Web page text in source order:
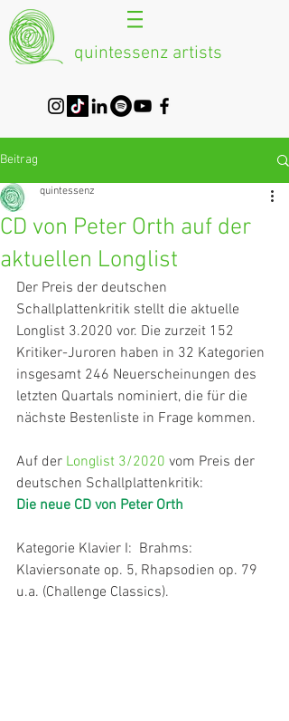
quintessenz artists
Beitrag
CD von Peter Orth auf der
aktuellen Longlist
quintessenz
Der Preis der deutschen
Schallplattenkritik stellt die aktuelle
Longlist 3.2020 vor. Die zurzeit 152
Kritiker-Juroren haben in 32 Kategorien
insgesamt 246 Neuerscheinungen des
letzten Quartals nominiert, die für die
nächste Bestenliste in Frage kommen.
Auf der Longlist 3/2020 vom Preis der
deutschen Schallplattenkritik:
Die neue CD von Peter Orth
Kategorie Klavier I:  Brahms:
Klaviersonate op. 5, Rhapsodien op. 79
u.a. (Challenge Classics).